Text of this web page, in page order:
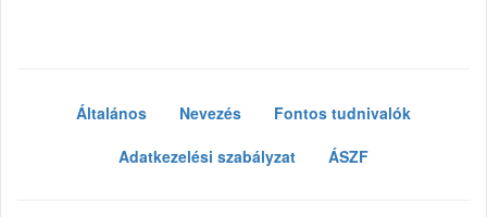
Általános Nevezés
Fontos tudnivalók
Adatkezelési szabályzat
ÁSZF